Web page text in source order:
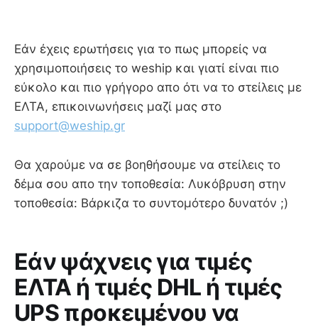
Εάν έχεις ερωτήσεις για το πως μπορείς να
χρησιμοποιήσεις το weship και γιατί είναι πιο
εύκολο και πιο γρήγορο απο ότι να το στείλεις με
ΕΛΤΑ, επικοινωνήσεις μαζί μας στο
support@weship.gr
Θα χαρούμε να σε βοηθήσουμε να στείλεις το
δέμα σου απο την τοποθεσία: Λυκόβρυση στην
τοποθεσία: Βάρκιζα το συντομότερο δυνατόν ;)
Εάν ψάχνεις για τιμές
ΕΛΤΑ ή τιμές DHL ή τιμές
UPS προκειμένου να